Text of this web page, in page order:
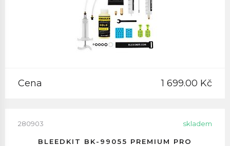
Cena 1 699.00 Kč
280903 skladem
BLEEDKIT BK-99055 PREMIUM PRO